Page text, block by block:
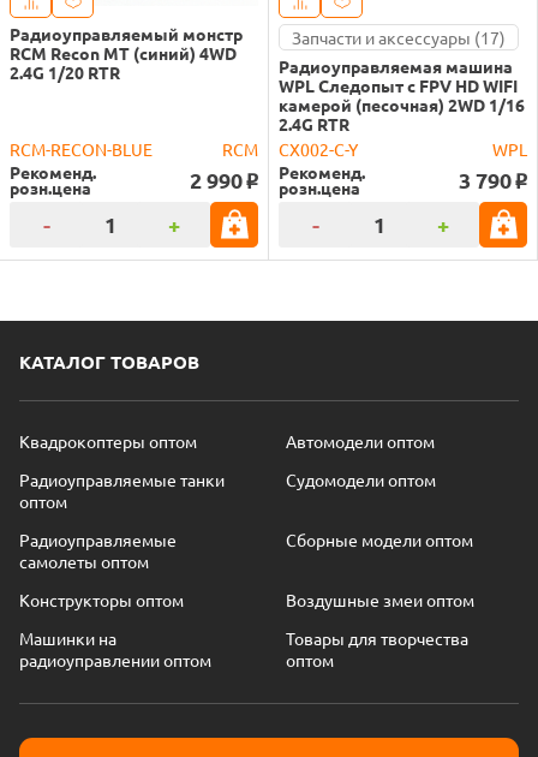
Радиоуправляемый монстр
RCM Recon MT (синий) 4WD
2.4G 1/20 RTR
RCM-RECON-BLUE
RCM
Рекоменд.
розн.цена 2 990 o
- +
Запчасти и аксессуары (17)
Радиоуправляемая машина
WPL Следопыт с FPV HD WIFI
камерой (песочная) 2WD 1/16
2.4G RTR
CX002-C-Y
WPL
Рекоменд.
розн.цена 3 790 o
- +
КАТАЛОГ ТОВАРОВ
Квадрокоптеры оптом
Автомодели оптом
Радиоуправляемые танки
оптом
Судомодели оптом
Радиоуправляемые
самолеты оптом
Сборные модели оптом
Конструкторы оптом
Воздушные змеи оптом
Машинки на
радиоуправлении оптом
Товары для творчества
оптом